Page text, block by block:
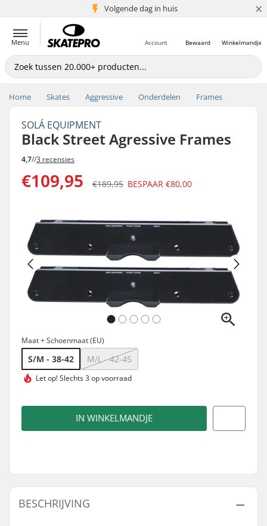
Volgende dag in huis
5+ mln. klanten ×
Menu Winkelmandje
Bewaard
Account
Home Skates Aggressive Onderdelen Frames
SOLÁ EQUIPMENT
Black Street Agressive Frames
4,7//3 recensies
€109,95 €189,95 BESPAAR €80,00
Maat + Schoenmaat (EU)
S/M - 38-42 M/L - 42-45
Let op!Slechts 3 op voorraad
IN WINKELMANDJE
BESCHRIJVING